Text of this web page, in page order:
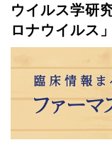
ウイルス学研
ロナウイルス